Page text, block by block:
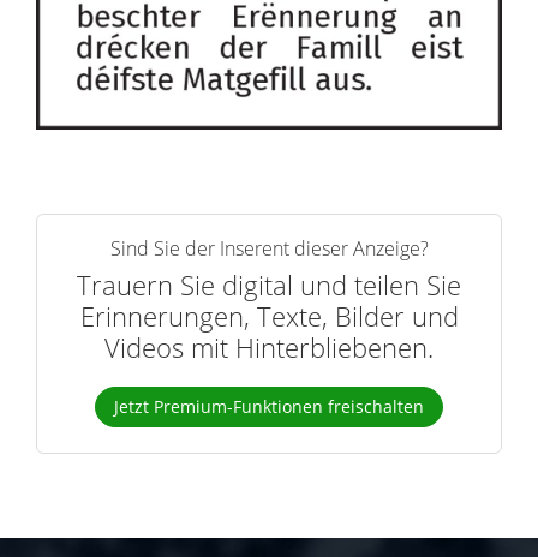
Sind Sie der Inserent dieser Anzeige?
Trauern Sie digital und teilen Sie
Erinnerungen, Texte, Bilder und
Videos mit Hinterbliebenen.
Jetzt Premium-Funktionen freischalten